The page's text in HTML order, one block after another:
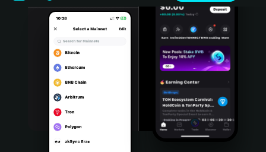
Italiano
Português (Portugal)
Bahasa Indonesia